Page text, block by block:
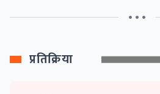
• • •
प्रतिक्रिया